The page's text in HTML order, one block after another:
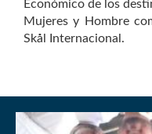
Económico de los
Mujeres y Hombre
Skål Internacional.